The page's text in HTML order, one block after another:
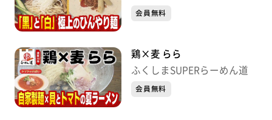
めん道
会員無料
鶏×麦 らら
ふくしまSUPERらーめん道
会員無料